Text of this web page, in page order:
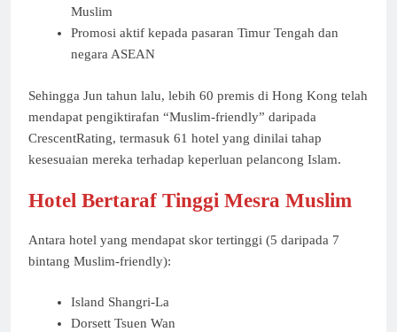
Muslim
Promosi aktif kepada pasaran Timur Tengah dan
negara ASEAN
Sehingga Jun tahun lalu, lebih 60 premis di Hong Kong telah
mendapat pengiktirafan “Muslim-friendly” daripada
CrescentRating, termasuk 61 hotel yang dinilai tahap
kesesuaian mereka terhadap keperluan pelancong Islam.
Hotel Bertaraf Tinggi Mesra Muslim
Antara hotel yang mendapat skor tertinggi (5 daripada 7
bintang Muslim-friendly):
Island Shangri-La
Dorsett Tsuen Wan